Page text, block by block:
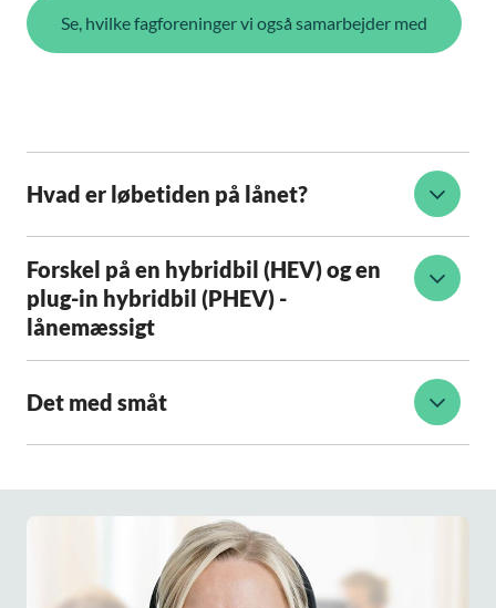
Se, hvilke fagforeninger vi også samarbejder med
Hvad er løbetiden på lånet?
Forskel på en hybridbil (HEV) og en
plug-in hybridbil (PHEV) -
lånemæssigt
Det med småt